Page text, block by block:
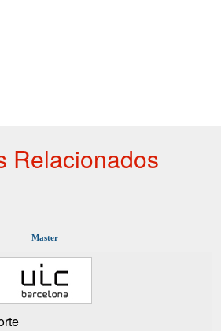
Relacionados
Master